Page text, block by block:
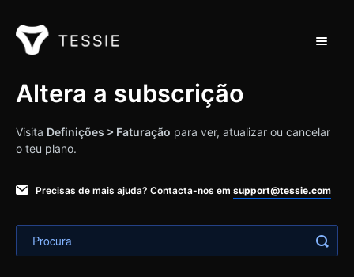
Apoio ao domicílio
Contacto
Altera a subscrição
Visita Definições > Faturação para ver, atualizar ou cancelar
o teu plano.
Precisas de mais ajuda? Contacta-nos em support@tessie.com